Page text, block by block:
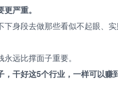
严重。
身段去做那些看似不起眼、
远比撑面子重要。
，干好这5个行业，一样可以赚